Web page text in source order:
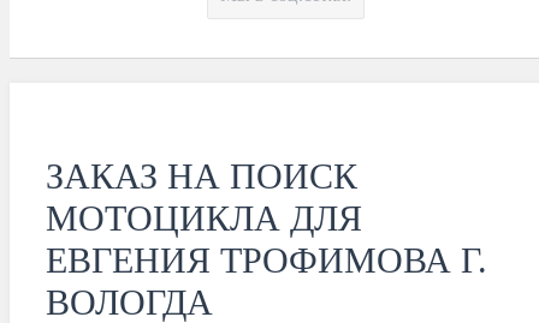
ЗАКАЗ НА ПОИСК
МОТОЦИКЛА ДЛЯ
ЕВГЕНИЯ ТРОФИМОВА Г.
ВОЛОГДА